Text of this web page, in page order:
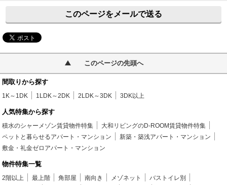
このページをメールで送る
このページの先頭へ
間取りから探す
1K～1DK 1LDK～2DK 2LDK～3DK 3DK以上
人気特集から探す
積水のシャーメゾン賃貸物件特集
大和リビングのD-ROOM賃貸物件特集
ペットと暮らせるアパート・マンション
新築・築浅アパート・マンション
敷金・礼金ゼロアパート・マンション
物件特集一覧
2階以上 最上階 角部屋 南向き メゾネット
バストイレ別